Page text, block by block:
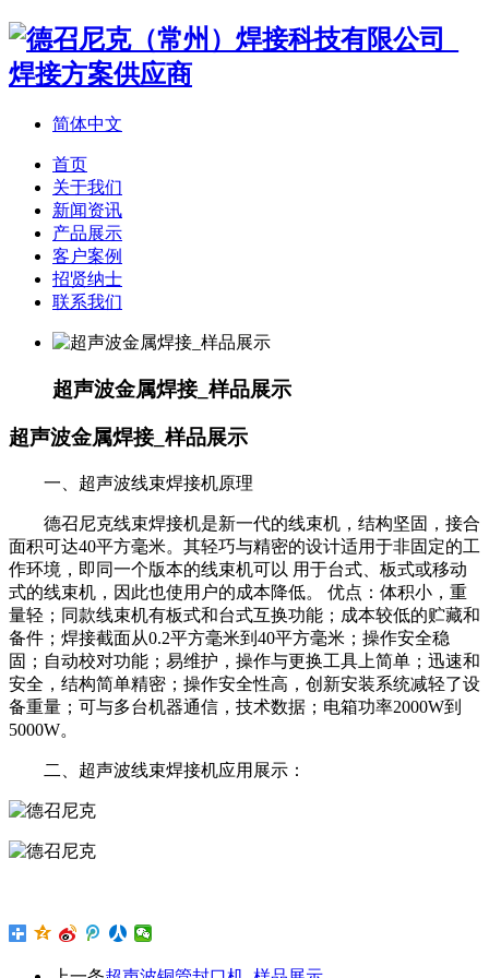
简体中文
首页
关于我们
新闻资讯
产品展示
客户案例
招贤纳士
联系我们
超声波金属焊接_样品展示
超声波金属焊接_样品展示
一、超声波线束焊接机原理
德召尼克线束焊接机是新一代的线束机，结构坚固，接合
面积可达40平方毫米。其轻巧与精密的设计适用于非固定的工
作环境，即同一个版本的线束机可以 用于台式、板式或移动
式的线束机，因此也使用户的成本降低。 优点：体积小，重
量轻；同款线束机有板式和台式互换功能；成本较低的贮藏和
备件；焊接截面从0.2平方毫米到40平方毫米；操作安全稳
固；自动校对功能；易维护，操作与更换工具上简单；迅速和
安全，结构简单精密；操作安全性高，创新安装系统减轻了设
备重量；可与多台机器通信，技术数据；电箱功率2000W到
5000W。
二、超声波线束焊接机应用展示：